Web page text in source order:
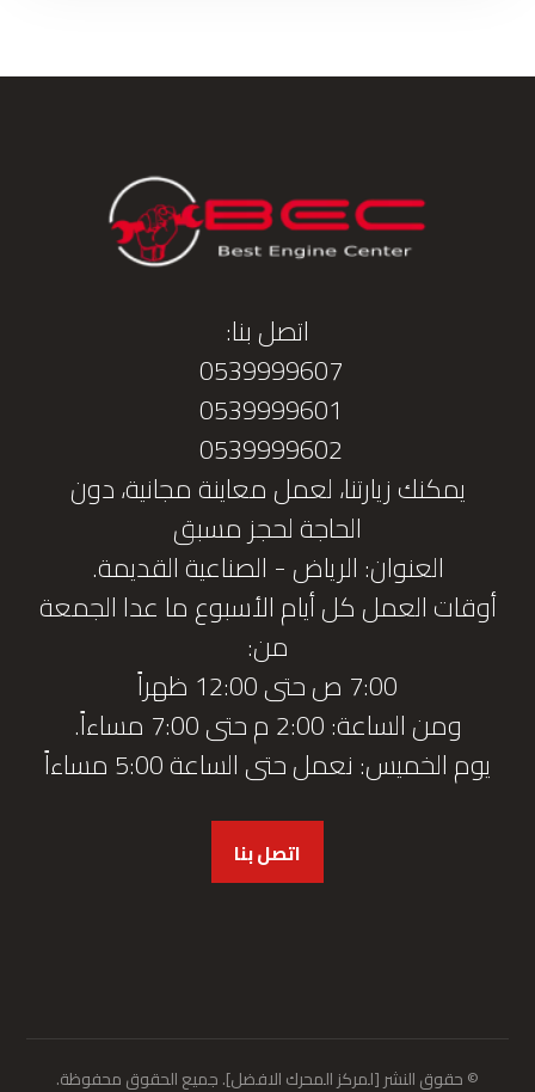
اتصل بنا:
0539999607
0539999601
0539999602
يمكنك زيارتنا، لعمل معاينة مجانية، دون
الحاجة لحجز مسبق
العنوان: الرياض - الصناعية القديمة.
أوقات العمل كل أيام الأسبوع ما عدا الجمعة
من:
7:00 ص حتى 12:00 ظهراً
ومن الساعة: 2:00 م حتى 7:00 مساءاً.
يوم الخميس: نعمل حتى الساعة 5:00 مساءاً
اتصل بنا
© حقوق النشر [لمركز المحرك الافضل]. جميع الحقوق محفوظة.